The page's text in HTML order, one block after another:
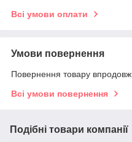
Всі умови оплати
Умови повернення
Повернення товару
Всі умови повернення
Подібні товари компанії